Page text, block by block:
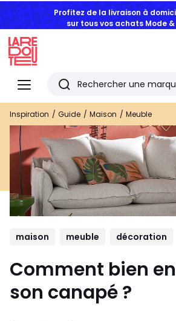
Profitez de la livraison à
sur tous vos achats Mode &
Menu
Redoute
Rechercher
Les
derniers
articles
consultés
Inspiration Guide Maison Meuble
maison meuble décoration
Comment bien
son canapé ?